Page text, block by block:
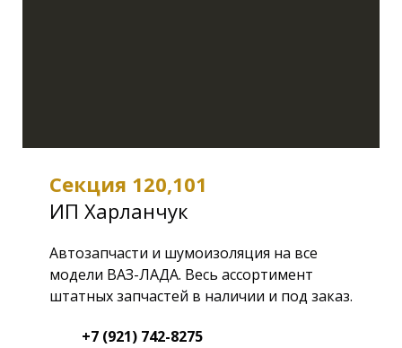
Секция 120,101
ИП Харланчук
Автозапчасти и шумоизоляция на все
модели ВАЗ-ЛАДА. Весь ассортимент
штатных запчастей в наличии и под заказ.
+7 (921) 742-8275